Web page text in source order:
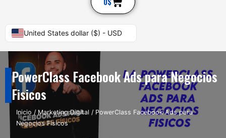
United States dollar ($) - USD
PowerClass Facebook Ads para Negocios
Fisicos
Inicio / Marketing Digital / PowerClass Facebook Ads para
Negocios Fisicos